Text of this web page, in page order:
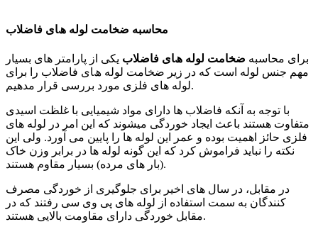
ﻣﺤﺎﺳﺒﻪ ضخامت لوله ھﺎی ﻓﺎﺿﻼب
ﺑﺮای ﻣﺤﺎﺳﺒﻪ ضخامت لوله ھﺎی ﻓﺎﺿﻼب ﯾﮑﯽ از ﭘﺎراﻣﺘﺮ ﻫﺎی ﺑﺴﯿﺎر
ﻣﻬﻢ ﺟﻨﺲ ﻟﻮﻟﻪ اﺳﺖ ﮐﻪ در زﯾﺮ ضخامت لوله ھﺎی ﻓﺎﺿﻼب را ﺑﺮای
ﻟﻮﻟﻪ ﻫﺎی ﻓﻠﺰی ﻣﻮرد ﺑﺮرﺳﯽ ﻗﺮار ﻣﺪﻫﯿﻢ.
ﺑﺎ ﺗﻮﺟﻪ ﺑﻪ آﻧﮑﻪ ﻓﺎﺿﻼب ﻫﺎ دارای ﻣﻮاد ﺷﯿﻤﯿﺎﯾﯽ ﺑﺎ ﻏﻠﻈﺖ اﺳﯿﺪی
ﻣﺘﻔﺎوت ﻫﺴﺘﻨﺪ ﺑﺎﻋﺚ اﯾﺠﺎد ﺧﻮردﮔﯽ ﻣﯿﺸﻮﻧﺪ ﮐﻪ اﯾﻦ اﻣﺮ در ﻟﻮﻟﻪ ﻫﺎی
ﻓﻠﺰی ﺣﺎﺋﺰ اﻫﻤﯿﺖ ﺑﻮده و ﻋﻤﺮ اﯾﻦ ﻟﻮﻟﻪ ﻫﺎ را ﭘﺎﯾﯿﻦ ﻣﯽ آورد. وﻟﯽ اﯾﻦ
ﻧﮑﺘﻪ را ﻧﺒﺎﯾﺪ ﻓﺮاﻣﻮش ﮐﺮد ﮐﻪ اﯾﻦ ﮔﻮﻧﻪ ﻟﻮﻟﻪ ﻫﺎ در ﺑﺮاﺑﺮ وزن ﺧﺎک
(ﺑﺎر ﻫﺎی ﻣﺮده) ﺑﺴﯿﺎر ﻣﻘﺎوم ﻫﺴﺘﻨﺪ.
در ﻣﻘﺎﺑﻞ، در ﺳﺎل ﻫﺎی اﺧﯿﺮ ﺑﺮای ﺟﻠﻮﮔﯿﺮی از ﺧﻮردﮔﯽ ﻣﺼﺮف
ﮐﻨﻨﺪﮔﺎن ﺑﻪ ﺳﻤﺖ اﺳﺘﻔﺎده از ﻟﻮﻟﻪ ﻫﺎی ﭘﯽ وی ﺳﯽ رﻓﺘﻨﺪ ﮐﻪ در
ﻣﻘﺎﺑﻞ ﺧﻮردﮔﯽ دارای ﻣﻘﺎوﻣﺖ ﺑﺎﻻﯾﯽ ﻫﺴﺘﻨﺪ.